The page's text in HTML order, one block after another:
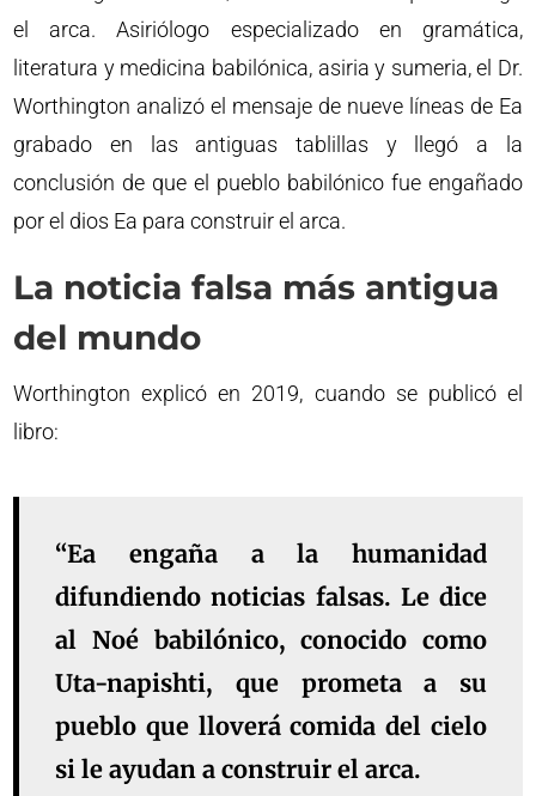
el arca. Asiriólogo especializado en gramática,
literatura y medicina babilónica, asiria y sumeria, el Dr.
Worthington analizó el mensaje de nueve líneas de Ea
grabado en las antiguas tablillas y llegó a la
conclusión de que el pueblo babilónico fue engañado
por el dios Ea para construir el arca.
La noticia falsa más antigua
del mundo
Worthington explicó en 2019, cuando se publicó el
libro:
“Ea engaña a la humanidad
difundiendo noticias falsas. Le dice
al Noé babilónico, conocido como
Uta-napishti, que prometa a su
pueblo que lloverá comida del cielo
si le ayudan a construir el arca.